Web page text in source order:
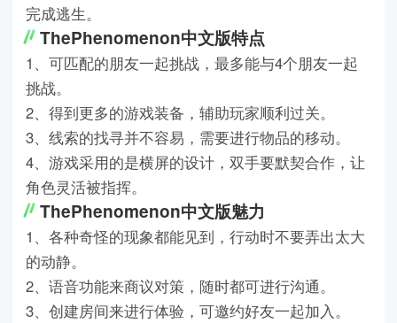
完成逃生。
ThePhenomenon中文版特点
1、可匹配的朋友一起挑战，最多能与4个朋友一起
挑战。
2、得到更多的游戏装备，辅助玩家顺利过关。
3、线索的找寻并不容易，需要进行物品的移动。
4、游戏采用的是横屏的设计，双手要默契合作，让
角色灵活被指挥。
ThePhenomenon中文版魅力
1、各种奇怪的现象都能见到，行动时不要弄出太大
的动静。
2、语音功能来商议对策，随时都可进行沟通。
3、创建房间来进行体验，可邀约好友一起加入。